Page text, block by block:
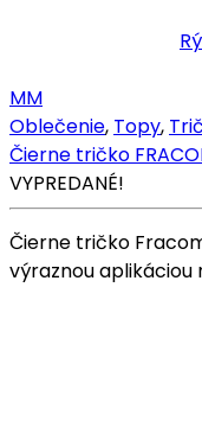
MM
Oblečenie, Topy,
Čierne tričko
VYPREDANÉ!
Čierne tričko
výraznou aplikáciou